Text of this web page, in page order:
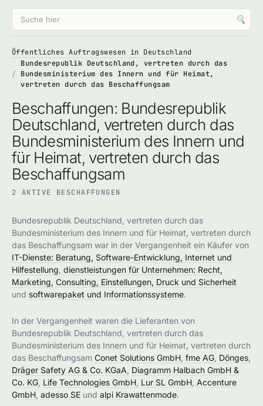
🔍
Öffentliches Auftragswesen in Deutschland
Bundesrepublik Deutschland, vertreten durch das
Bundesministerium des Innern und für Heimat,
vertreten durch das Beschaffungsam
Beschaffungen: Bundesrepublik
Deutschland, vertreten durch das
Bundesministerium des Innern und
für Heimat, vertreten durch das
Beschaffungsam
2 AKTIVE BESCHAFFUNGEN
Bundesrepublik Deutschland, vertreten durch das
Bundesministerium des Innern und für Heimat, vertreten durch
das Beschaffungsam war in der Vergangenheit ein Käufer von
IT-Dienste: Beratung, Software-Entwicklung, Internet und
Hilfestellung dienstleistungen für Unternehmen: Recht,
Marketing, Consulting, Einstellungen, Druck und Sicherheit
und softwarepaket und Informationssysteme.
In der Vergangenheit waren die Lieferanten von
Bundesrepublik Deutschland, vertreten durch das
Bundesministerium des Innern und für Heimat, vertreten durch
das Beschaffungsam Conet Solutions GmbH fme AG Dönges
Dräger Safety AG & Co. KGaA Diagramm Halbach GmbH &
Co. KG Life Technologies GmbH Lur SL GmbH Accenture
GmbH adesso SE und alpi Krawattenmode.